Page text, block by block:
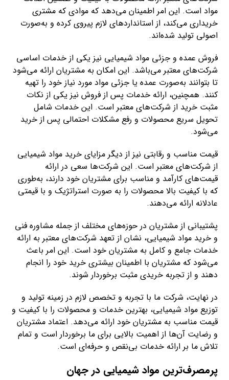
مواد است. این امر اطمینان می‌دهد که موادی که مشتری
خریداری می‌کند، از استانداردهای لازم پیروی کرده و به‌صورت
اصولی تولید شده‌اند.
فروش عمده و جزئی مواد شیمیایی نیز یکی از خدمات اساسی
شرکت‌های معتبر می‌باشد. این امکان به مشتریان ارائه می‌شود
تا بتوانند به‌صورت عمده یا جزئی مواد مورد نیاز خود را تهیه
کنند. همچنین، ارائه خدمات پس از فروش نیز یکی از نکات
مثبت خرید از شرکت‌های معتبر است. این خدمات شامل
تحویل سریع محصولات و رفع مشکلات احتمالی پس از خرید
می‌شود.
قیمت مناسب و رقابتی نیز از دیگر مزایای خرید مواد شیمیایی
از شرکت‌های معتبر است. این شرکت‌ها سعی در ارائه
قیمت‌های کارآمد و مناسب برای مشتریان خود دارند، به‌طوری
که با کیفیت بالا محصولات را به صورت استراتژیک و با قیمتی
عادلانه ارائه می‌دهند.
پشتیبانی از مشتریان در حوزه‌های مختلف از جمله مشاوره فنی
و خرید مواد شیمیایی، نشان از تعهد شرکت‌های معتبر به ارائه
خدمات جامع و کامل به مشتریان خود است. این امر باعث
می‌شود که مشتریان با اطمینان بیشتری خرید خود را انجام
دهند و از تجربه خریدی مثبت برخوردار شوند.
در نهایت، شرکت‌ ما با تجربه و تخصص لازم در زمینه تولید و
توزیع مواد شیمیایی، بهترین خدمات و محصولات را با کیفیت و
قیمت مناسب به مشتریان خود ارائه می‌دهد. اعتماد مشتریان
و رضایت آن‌ها از اهمیت بالایی برای ما برخوردار است و تمام
تلاش ما بر ارائه خدمات بی‌نقص و حرفه‌ای است.
پرمصرف‌ترین مواد شیمیایی در جهان